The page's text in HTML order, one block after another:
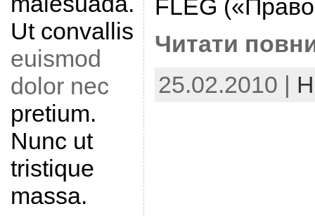
Ut convallis
euismod
dolor nec
pretium.
Nunc ut
tristique
massa.
FLEG
Читати
25.02.2010 |